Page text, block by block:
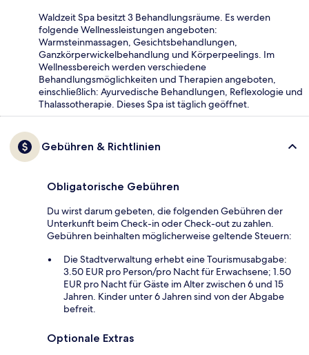
Waldzeit Spa besitzt 3 Behandlungsräume. Es werden
folgende Wellnessleistungen angeboten:
Warmsteinmassagen, Gesichtsbehandlungen,
Ganzkörperwickelbehandlung und Körperpeelings. Im
Wellnessbereich werden verschiedene
Behandlungsmöglichkeiten und Therapien angeboten,
einschließlich: Ayurvedische Behandlungen, Reflexologie und
Thalassotherapie. Dieses Spa ist täglich geöffnet.
Gebühren & Richtlinien
Obligatorische Gebühren
Du wirst darum gebeten, die folgenden Gebühren der
Unterkunft beim Check-in oder Check-out zu zahlen.
Gebühren beinhalten möglicherweise geltende Steuern:
Die Stadtverwaltung erhebt eine Tourismusabgabe:
3.50 EUR pro Person/pro Nacht für Erwachsene; 1.50
EUR pro Nacht für Gäste im Alter zwischen 6 und 15
Jahren. Kinder unter 6 Jahren sind von der Abgabe
befreit.
Optionale Extras